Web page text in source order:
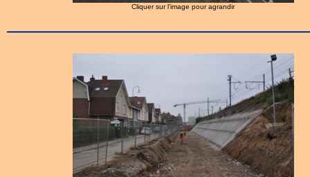
Cliquer sur l'image pour agrandir